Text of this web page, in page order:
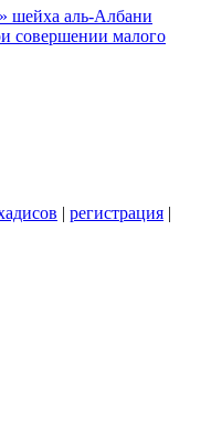
шейха аль-Албани
совершении малого
| регистрация |